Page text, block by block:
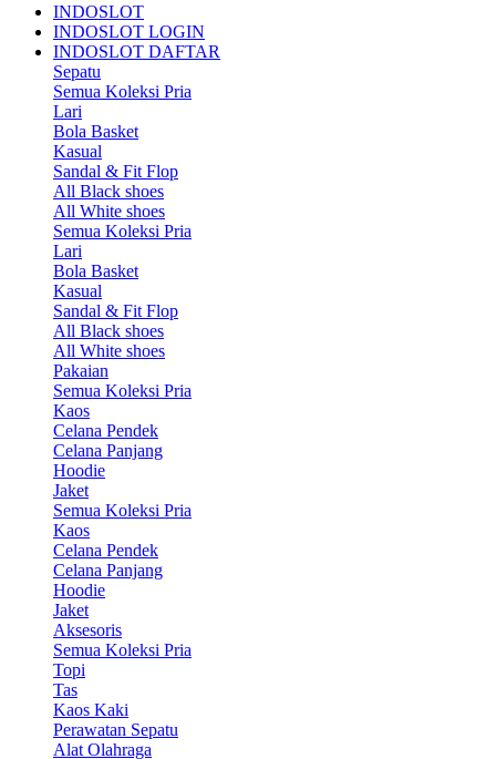
INDOSLOT
INDOSLOT LOGIN
INDOSLOT DAFTAR
Sepatu
Semua Koleksi Pria
Lari
Bola Basket
Kasual
Sandal & Fit Flop
All Black shoes
All White shoes
Semua Koleksi Pria
Lari
Bola Basket
Kasual
Sandal & Fit Flop
All Black shoes
All White shoes
Pakaian
Semua Koleksi Pria
Kaos
Celana Pendek
Celana Panjang
Hoodie
Jaket
Semua Koleksi Pria
Kaos
Celana Pendek
Celana Panjang
Hoodie
Jaket
Aksesoris
Semua Koleksi Pria
Topi
Tas
Kaos Kaki
Perawatan Sepatu
Alat Olahraga